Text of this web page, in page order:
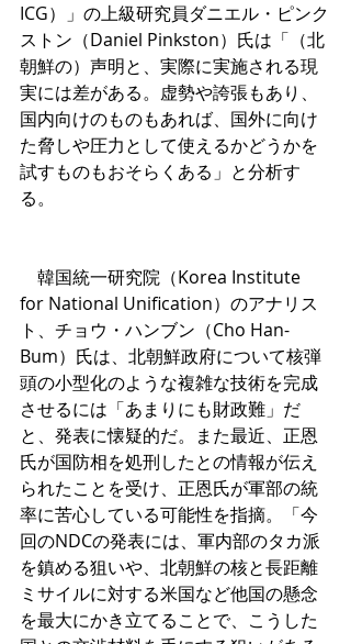
ICG）」の上級研究員ダニエル・ピンク
ストン（Daniel Pinkston）氏は「（北
朝鮮の）声明と、実際に実施される現
実には差がある。虚勢や誇張もあり、
国内向けのものもあれば、国外に向け
た脅しや圧力として使えるかどうかを
試すものもおそらくある」と分析す
る。
韓国統一研究院（Korea Institute
for National Unification）のアナリス
ト、チョウ・ハンブン（Cho Han-
Bum）氏は、北朝鮮政府について核弾
頭の小型化のような複雑な技術を完成
させるには「あまりにも財政難」だ
と、発表に懐疑的だ。また最近、正恩
氏が国防相を処刑したとの情報が伝え
られたことを受け、正恩氏が軍部の統
率に苦心している可能性を指摘。「今
回のNDCの発表には、軍内部のタカ派
を鎮める狙いや、北朝鮮の核と長距離
ミサイルに対する米国など他国の懸念
を最大にかき立てることで、こうした